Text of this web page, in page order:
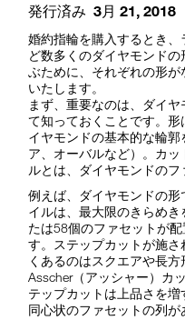
発行済み 3月 21, 2018
婚約指輪を購入するとき
ど数多くのダイヤモンド
ぶために、それぞれの形
いたします。
まず、重要なのは、ダイ
て知っておくことです。
イヤモンドの基本的な輪
ア、オーバルなど）。カ
ルとは、ダイヤモンドのフ
例えば、ダイヤモンドの
イルは、最大限のきらめ
たは58個のファセットが
す。ステップカットが施
くあるのはスクエアや長
Asscher（アッシャー）カ
テップカットは上品さを
同心状のファセットの列